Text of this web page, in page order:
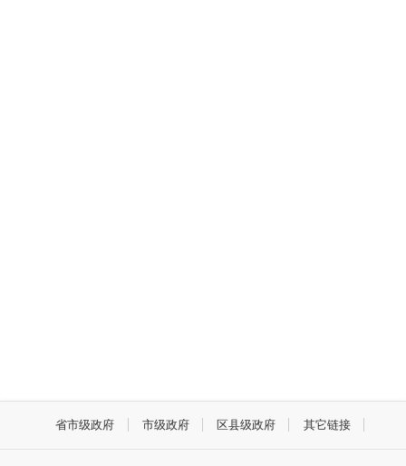
省市级政府 市级政府 区县级政府 其它链接